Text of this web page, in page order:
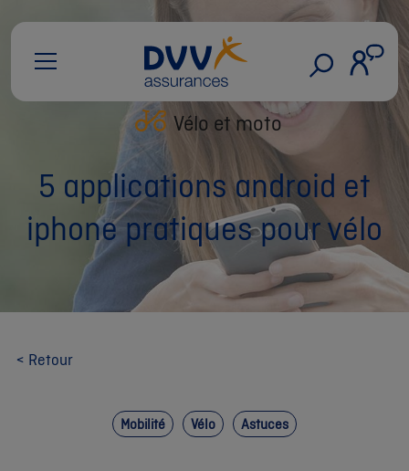
Vélo et moto
5 applications android et
iphone pratiques pour vélo
< Retour
Mobilité Vélo Astuces